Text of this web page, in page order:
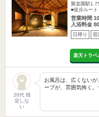
聚楽園駅
■徒歩ルー
営業時間
入浴料金
日帰り 宿
楽天トラベ
20代 指
定しな
い
お風呂は、広くない
ープが、雰囲気怖く